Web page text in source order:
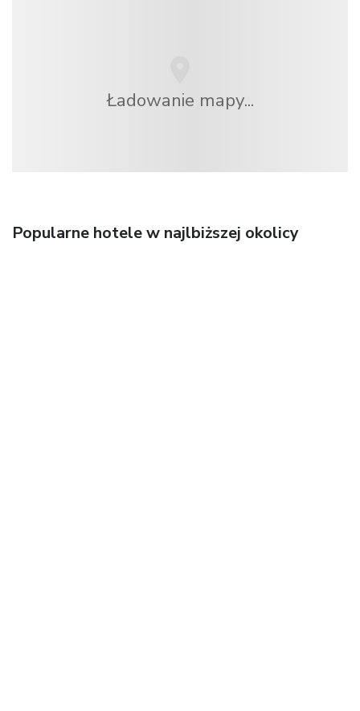
Ładowanie mapy...
Popularne hotele w najlbiższej okolicy